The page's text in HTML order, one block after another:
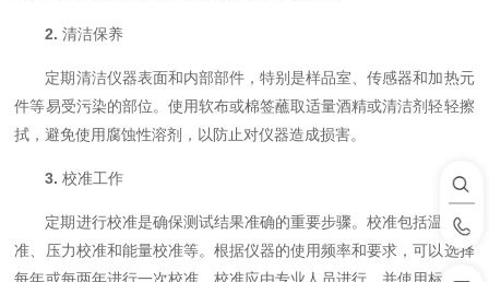
2. 清洁保养
定期清洁仪器表面和内部部件，特别是样品室、传感器和加热元
件等易受污染的部位。使用软布或棉签蘸取适量酒精或清洁剂轻轻擦
拭，避免使用腐蚀性溶剂，以防止对仪器造成损害。
3. 校准工作
定期进行校准是确保测试结果准确的重要步骤。校准包括温度校
准、压力校准和能量校准等。根据仪器的使用频率和要求，可以选择